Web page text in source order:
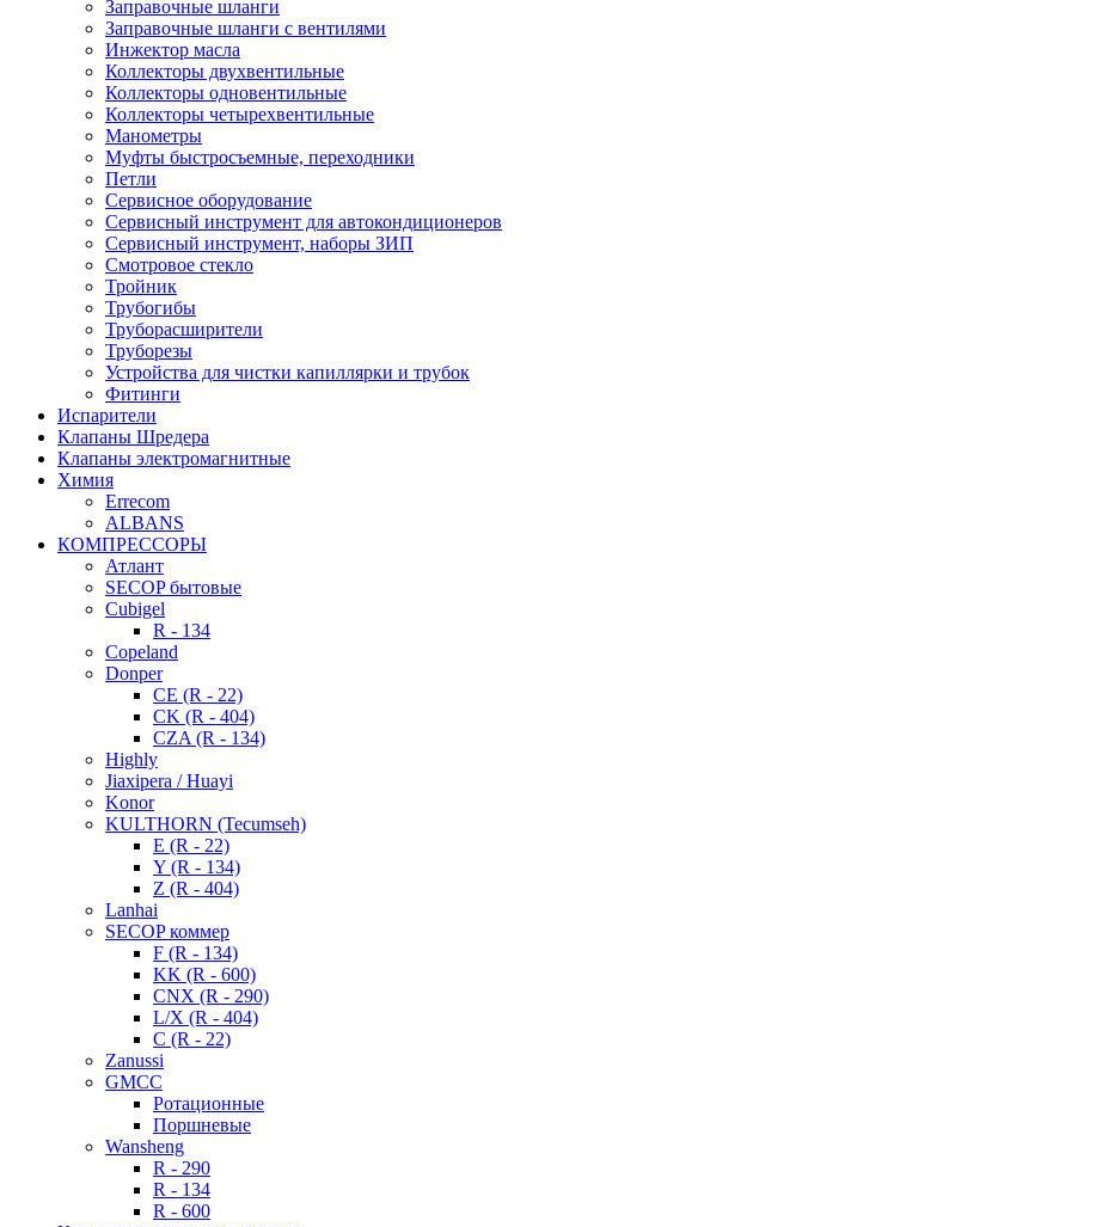
Заправочные шланги
Заправочные шланги с вентилями
Инжектор масла
Коллекторы двухвентильные
Коллекторы одновентильные
Коллекторы четырехвентильные
Манометры
Муфты быстросъемные, переходники
Петли
Сервисное оборудование
Сервисный инструмент для автокондиционеров
Сервисный инструмент, наборы ЗИП
Смотровое стекло
Тройник
Трубогибы
Труборасширители
Труборезы
Устройства для чистки капиллярки и трубок
Фитинги
Испарители
Клапаны Шредера
Клапаны электромагнитные
Химия
Errecom
ALBANS
КОМПРЕССОРЫ
Атлант
SECOP бытовые
Cubigel
R - 134
Copeland
Donper
CE (R - 22)
CK (R - 404)
CZA (R - 134)
Highly
Jiaxipera / Huayi
Konor
KULTHORN (Tecumseh)
E (R - 22)
Y (R - 134)
Z (R - 404)
Lanhai
SECOP коммер
F (R - 134)
KK (R - 600)
CNX (R - 290)
L/X (R - 404)
C (R - 22)
Zanussi
GMCC
Ротационные
Поршневые
Wansheng
R - 290
R - 134
R - 600